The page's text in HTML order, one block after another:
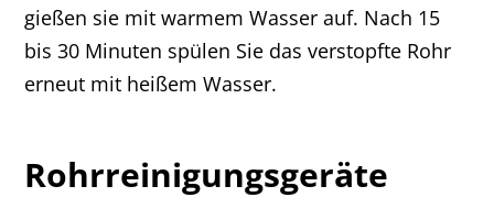
gießen sie mit warmem Wasser auf. Nach 15
bis 30 Minuten spülen Sie das verstopfte Rohr
erneut mit heißem Wasser.
Rohrreinigungsgeräte